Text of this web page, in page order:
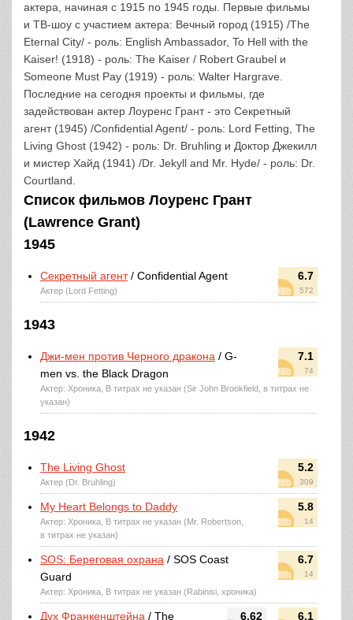
актера, начиная с 1915 по 1945 годы. Первые фильмы
и ТВ-шоу с участием актера: Вечный город (1915) /The
Eternal City/ - роль: English Ambassador, To Hell with the
Kaiser! (1918) - роль: The Kaiser / Robert Graubel и
Someone Must Pay (1919) - роль: Walter Hargrave.
Последние на сегодня проекты и фильмы, где
задействован актер Лоуренс Грант - это Секретный
агент (1945) /Confidential Agent/ - роль: Lord Fetting, The
Living Ghost (1942) - роль: Dr. Bruhling и Доктор Джекилл
и мистер Хайд (1941) /Dr. Jekyll and Mr. Hyde/ - роль: Dr.
Courtland.
Список фильмов Лоуренс Грант
(Lawrence Grant)
1945
6.7
572
Секретный агент/ Confidential Agent
Актер (Lord Fetting)
1943
7.1
74
Джи-мен против Черного дракона / G-
men vs. the Black Dragon
Актер: Хроника, В титрах не указан (Sir John Brookfield, в титрах не
указан)
1942
5.2
309
The Living Ghost
Актер (Dr. Bruhling)
5.8
14
My Heart Belongs to Daddy
Актер: Хроника, В титрах не указан (Mr. Robertson,
в титрах не указан)
6.7
14
SOS: Береговая охрана / SOS Coast
Guard
Актер: Хроника, В титрах не указан (Rabinisi, хроника)
6.62 6.1
Дух Франкенштейна / The